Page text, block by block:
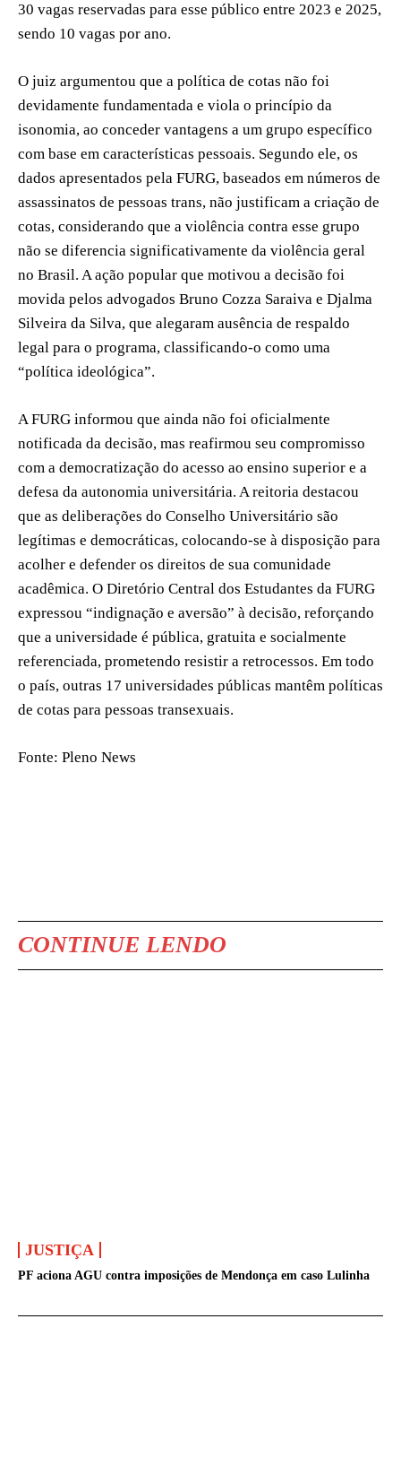
30 vagas reservadas para esse público entre 2023 e 2025,
sendo 10 vagas por ano.
O juiz argumentou que a política de cotas não foi
devidamente fundamentada e viola o princípio da
isonomia, ao conceder vantagens a um grupo específico
com base em características pessoais. Segundo ele, os
dados apresentados pela FURG, baseados em números de
assassinatos de pessoas trans, não justificam a criação de
cotas, considerando que a violência contra esse grupo
não se diferencia significativamente da violência geral
no Brasil. A ação popular que motivou a decisão foi
movida pelos advogados Bruno Cozza Saraiva e Djalma
Silveira da Silva, que alegaram ausência de respaldo
legal para o programa, classificando-o como uma
“política ideológica”.
A FURG informou que ainda não foi oficialmente
notificada da decisão, mas reafirmou seu compromisso
com a democratização do acesso ao ensino superior e a
defesa da autonomia universitária. A reitoria destacou
que as deliberações do Conselho Universitário são
legítimas e democráticas, colocando-se à disposição para
acolher e defender os direitos de sua comunidade
acadêmica. O Diretório Central dos Estudantes da FURG
expressou “indignação e aversão” à decisão, reforçando
que a universidade é pública, gratuita e socialmente
referenciada, prometendo resistir a retrocessos. Em todo
o país, outras 17 universidades públicas mantêm políticas
de cotas para pessoas transexuais.
Fonte: Pleno News
CONTINUE LENDO
JUSTIÇA
PF aciona AGU contra imposições de Mendonça em caso Lulinha